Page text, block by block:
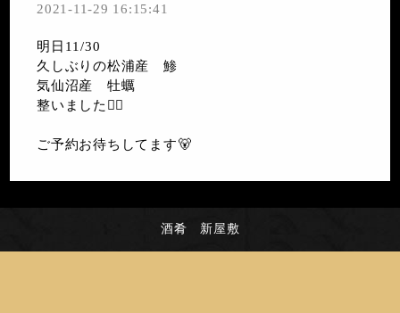
2021-11-29 16:15:41
明日11/30
久しぶりの松浦産 鯵
気仙沼産 牡蠣
整いました🙇‍♀️
ご予約お待ちしてます🐻
酒肴 新屋敷